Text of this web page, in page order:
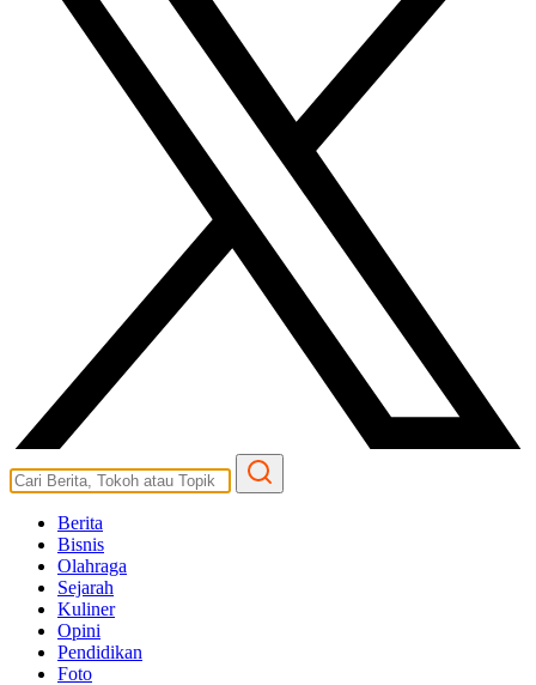
Berita
Bisnis
Olahraga
Sejarah
Kuliner
Opini
Pendidikan
Foto